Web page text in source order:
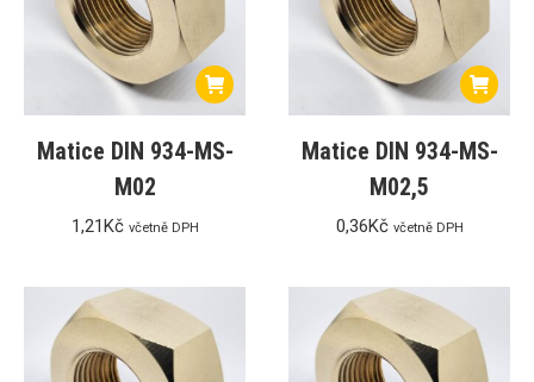
Matice DIN 934-MS-
M02
1,21Kč včetně DPH
Matice DIN 934-MS-
M02,5
0,36Kč včetně DPH